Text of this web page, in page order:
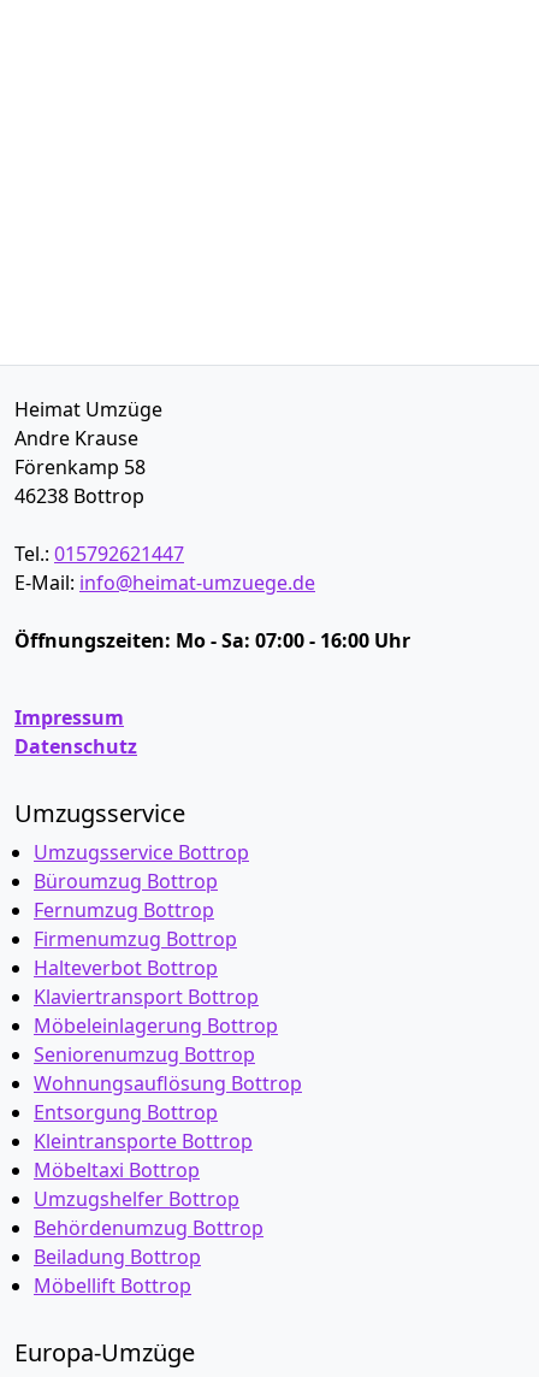
Heimat Umzüge
Andre Krause
Förenkamp 58
46238 Bottrop
Tel.: 015792621447
E-Mail: info@heimat-umzuege.de
Öffnungszeiten: Mo - Sa: 07:00 - 16:00 Uhr
Impressum
Datenschutz
Umzugsservice
Umzugsservice Bottrop
Büroumzug Bottrop
Fernumzug Bottrop
Firmenumzug Bottrop
Halteverbot Bottrop
Klaviertransport Bottrop
Möbeleinlagerung Bottrop
Seniorenumzug Bottrop
Wohnungsauflösung Bottrop
Entsorgung Bottrop
Kleintransporte Bottrop
Möbeltaxi Bottrop
Umzugshelfer Bottrop
Behördenumzug Bottrop
Beiladung Bottrop
Möbellift Bottrop
Europa-Umzüge